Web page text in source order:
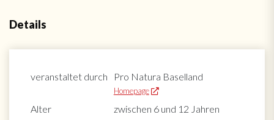
Details
veranstaltet durch Pro Natura Baselland
Homepage
Alter
zwischen 6 und 12 Jahren